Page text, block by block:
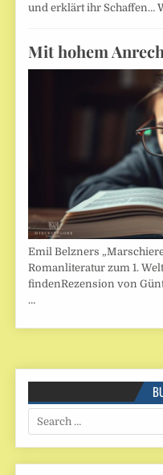
und erklärt ihr Schaffen…
Mit hohem
Emil Belzners
Romanliteratur zum 1.
findenRezension von
…
Search
for: